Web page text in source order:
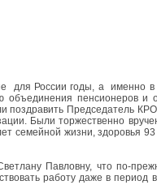
России годы, а именно в
пенсионеров и
поздравить Председатель
Были торжественно
семейной жизни, здоровья 93
Павловну, что по-
работу даже в период